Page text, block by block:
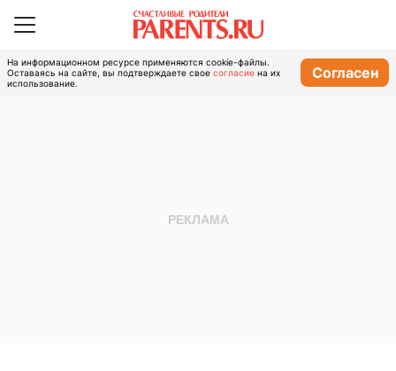
На информационном ресурсе применяются cookie-файлы.
Оставаясь на сайте, вы подтверждаете свое согласие на их
использование.
Согласен